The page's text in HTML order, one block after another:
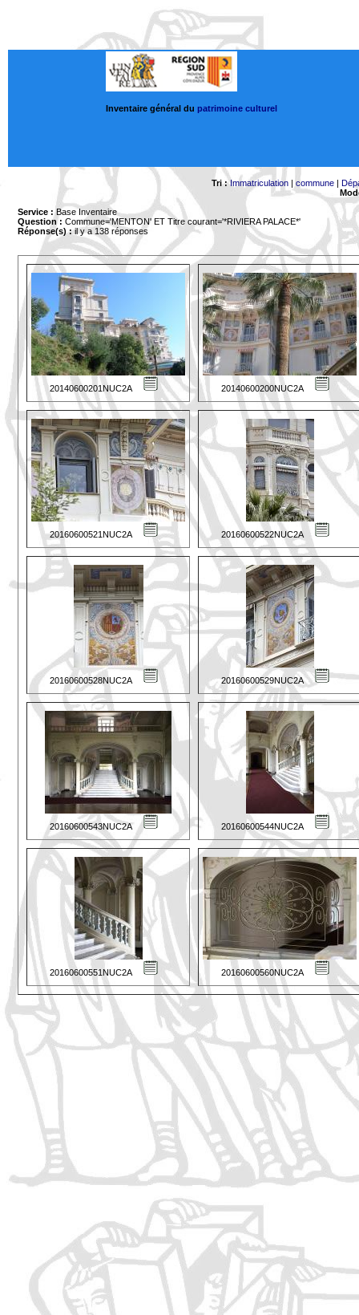
Inventaire général du patrimoine culturel
Tri : Immatriculation |commune |
Service : Base Inventaire
Question : Commune='MENTON' ET Titre courant='*RIVIERA PALACE*'
Réponse(s) :il y a 138 réponses
20140600201NUC2A 20140600200NUC2A
20160600521NUC2A 20160600522NUC2A
20160600528NUC2A 20160600529NUC2A
20160600543NUC2A 20160600544NUC2A
20160600551NUC2A 20160600560NUC2A